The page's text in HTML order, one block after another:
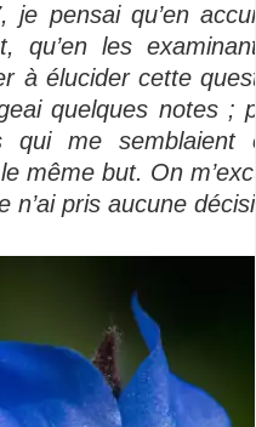
je pensai qu’en
qu’en les
à élucider cette
quelques notes ;
qui me
même but. On
n’ai pris aucune